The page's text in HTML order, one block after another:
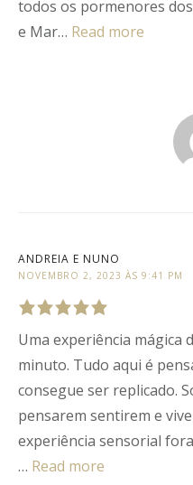
todos os pormenores
e Mar… Read more
ANDREIA E NUNO
NOVEMBRO 2, 2023 ÀS 9:41 PM
Rated5out
of 5.
Uma experiência mágica
minuto. Tudo aqui é
consegue ser replicado.
pensarem sentirem e
experiência sensorial
… Read more